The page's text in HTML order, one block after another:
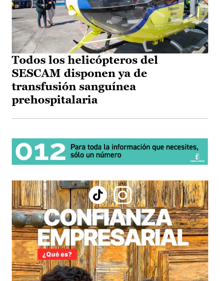
Todos los helicópteros del
SESCAM disponen ya de
transfusión sanguínea
prehospitalaria